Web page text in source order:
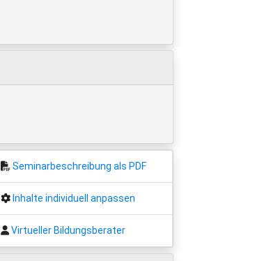
Seminarbeschreibung als PDF
Inhalte individuell anpassen
Virtueller Bildungsberater